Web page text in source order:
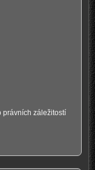
právních záležitostí